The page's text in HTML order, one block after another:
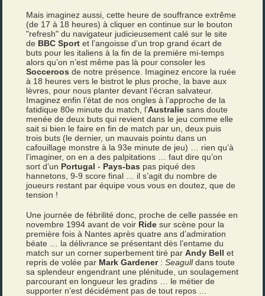
Mais imaginez aussi, cette heure de souffrance extrême
(de 17 à 18 heures) à cliquer en continue sur le bouton
"refresh" du navigateur judicieusement calé sur le site
de BBC Sport et l’angoisse d’un trop grand écart de
buts pour les italiens à la fin de la première mi-temps
alors qu’on n’est même pas là pour consoler les
Socceroos de notre présence. Imaginez encore la ruée
à 18 heures vers le bistrot le plus proche, la bave aux
lèvres, pour nous planter devant l’écran salvateur.
Imaginez enfin l’état de nos ongles à l’approche de la
fatidique 80e minute du match, l’Australie sans doute
menée de deux buts qui revient dans le jeu comme elle
sait si bien le faire en fin de match par un, deux puis
trois buts (le dernier, un mauvais pointu dans un
cafouillage monstre à la 93e minute de jeu) … rien qu’à
l’imaginer, on en a des palpitations … faut dire qu’on
sort d’un Portugal - Pays-bas pas piqué des
hannetons, 9-9 score final … il s’agit du nombre de
joueurs restant par équipe vous vous en doutez, que de
tension !
Une journée de fébrilité donc, proche de celle passée en
novembre 1994 avant de voir Ride sur scène pour la
première fois à Nantes après quatre ans d’admiration
béate … la délivrance se présentant dès l’entame du
match sur un corner superbement tiré parAndy Bell et
repris de volée par Mark Gardener:Seagulldans toute
sa splendeur engendrant une plénitude, un soulagement
parcourant en longueur les gradins … le métier de
supporter n’est décidément pas de tout repos …